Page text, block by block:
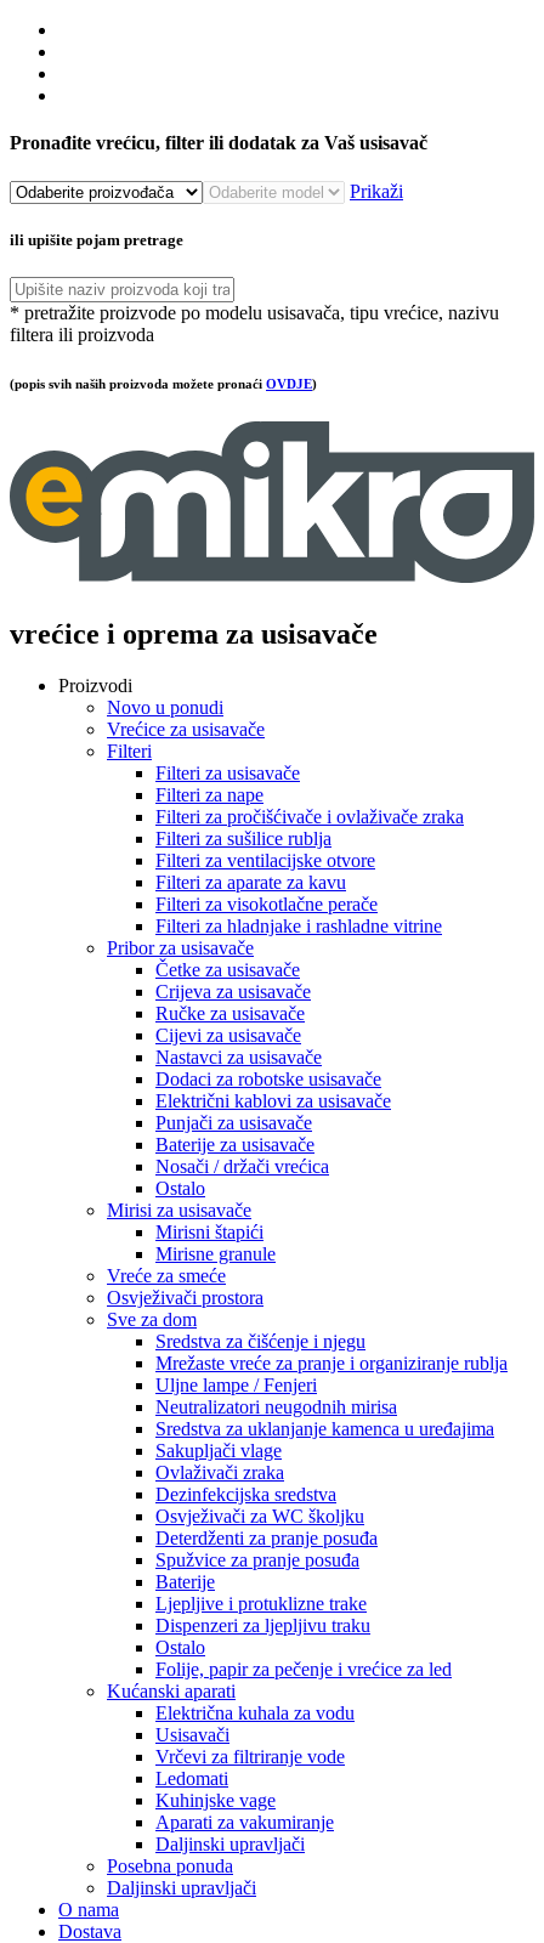
Pronađite vrećicu, filter ili dodatak za Vaš usisavač
Prikaži
ili upišite pojam pretrage
* pretražite proizvode po modelu usisavača, tipu vrećice, nazivu
filtera ili proizvoda
(popis svih naših proizvoda možete pronaći OVDJE)
vrećice i oprema za usisavače
Proizvodi
Novo u ponudi
Vrećice za usisavače
Filteri
Filteri za usisavače
Filteri za nape
Filteri za pročišćivače i ovlaživače zraka
Filteri za sušilice rublja
Filteri za ventilacijske otvore
Filteri za aparate za kavu
Filteri za visokotlačne perače
Filteri za hladnjake i rashladne vitrine
Pribor za usisavače
Četke za usisavače
Crijeva za usisavače
Ručke za usisavače
Cijevi za usisavače
Nastavci za usisavače
Dodaci za robotske usisavače
Električni kablovi za usisavače
Punjači za usisavače
Baterije za usisavače
Nosači / držači vrećica
Ostalo
Mirisi za usisavače
Mirisni štapići
Mirisne granule
Vreće za smeće
Osvježivači prostora
Sve za dom
Sredstva za čišćenje i njegu
Mrežaste vreće za pranje i organiziranje rublja
Uljne lampe / Fenjeri
Neutralizatori neugodnih mirisa
Sredstva za uklanjanje kamenca u uređajima
Sakupljači vlage
Ovlaživači zraka
Dezinfekcijska sredstva
Osvježivači za WC školjku
Deterdženti za pranje posuđa
Spužvice za pranje posuđa
Baterije
Ljepljive i protuklizne trake
Dispenzeri za ljepljivu traku
Ostalo
Folije, papir za pečenje i vrećice za led
Kućanski aparati
Električna kuhala za vodu
Usisavači
Vrčevi za filtriranje vode
Ledomati
Kuhinjske vage
Aparati za vakumiranje
Daljinski upravljači
Posebna ponuda
Daljinski upravljači
O nama
Dostava